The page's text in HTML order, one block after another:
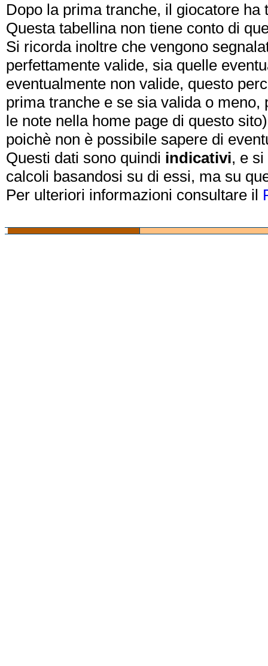
Dopo la prima tranche, il giocatore
Questa tabellina non tiene conto di
Si ricorda inoltre che vengono
perfettamente valide, sia quelle
eventualmente non valide, questo
prima tranche e se sia valida o
le note nella home page di questo
poichè non è possibile sapere di
Questi dati sono quindi indicativi, e
calcoli basandosi su di essi, ma su
Per ulteriori informazioni consultare il